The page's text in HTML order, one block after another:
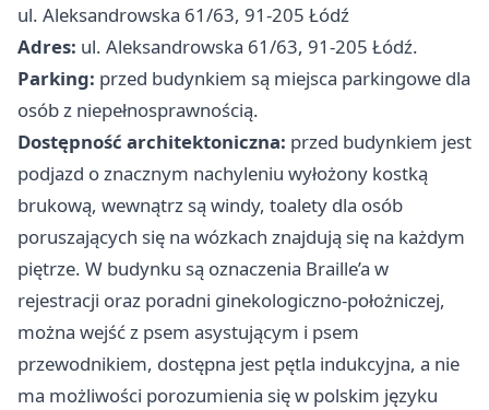
ul. Aleksandrowska 61/63, 91-205 Łódź
Adres: ul. Aleksandrowska 61/63, 91-205 Łódź.
Parking: przed budynkiem są miejsca parkingowe dla
osób z niepełnosprawnością.
Dostępność architektoniczna: przed budynkiem jest
podjazd o znacznym nachyleniu wyłożony kostką
brukową, wewnątrz są windy, toalety dla osób
poruszających się na wózkach znajdują się na każdym
piętrze. W budynku są oznaczenia Braille’a w
rejestracji oraz poradni ginekologiczno-położniczej,
można wejść z psem asystującym i psem
przewodnikiem, dostępna jest pętla indukcyjna, a nie
ma możliwości porozumienia się w polskim języku